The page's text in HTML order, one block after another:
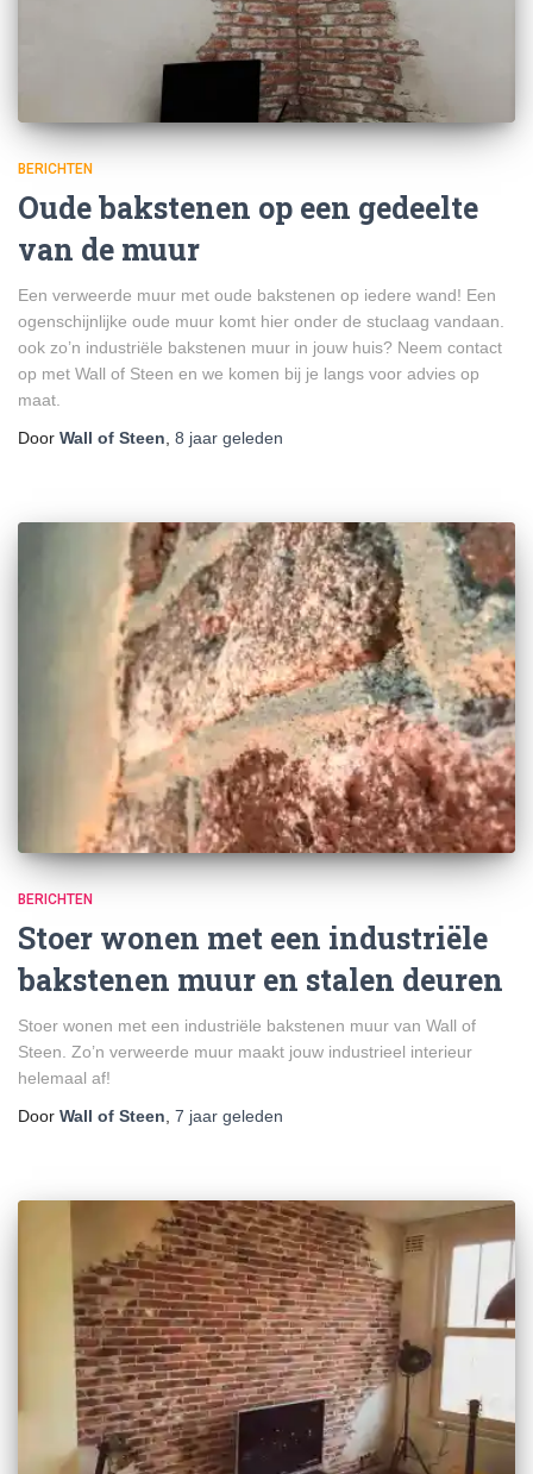
BERICHTEN
Oude bakstenen op een gedeelte
van de muur
Een verweerde muur met oude bakstenen op iedere wand! Een
ogenschijnlijke oude muur komt hier onder de stuclaag vandaan.
ook zo’n industriële bakstenen muur in jouw huis? Neem contact
op met Wall of Steen en we komen bij je langs voor advies op
maat.
Door Wall of Steen 8 jaar geleden
BERICHTEN
Stoer wonen met een industriële
bakstenen muur en stalen deuren
Stoer wonen met een industriële bakstenen muur van Wall of
Steen. Zo’n verweerde muur maakt jouw industrieel interieur
helemaal af!
Door Wall of Steen, 7 jaar geleden